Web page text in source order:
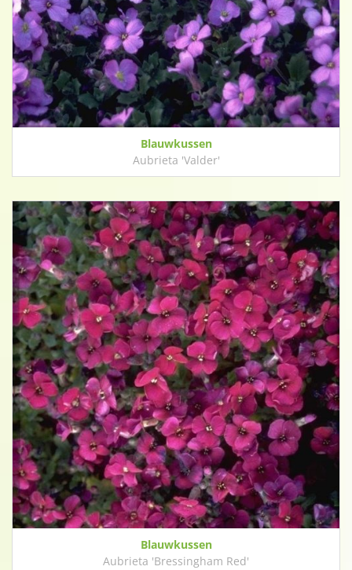
Blauwkussen
Aubrieta 'Valder'
Blauwkussen
Aubrieta 'Bressingham Red'